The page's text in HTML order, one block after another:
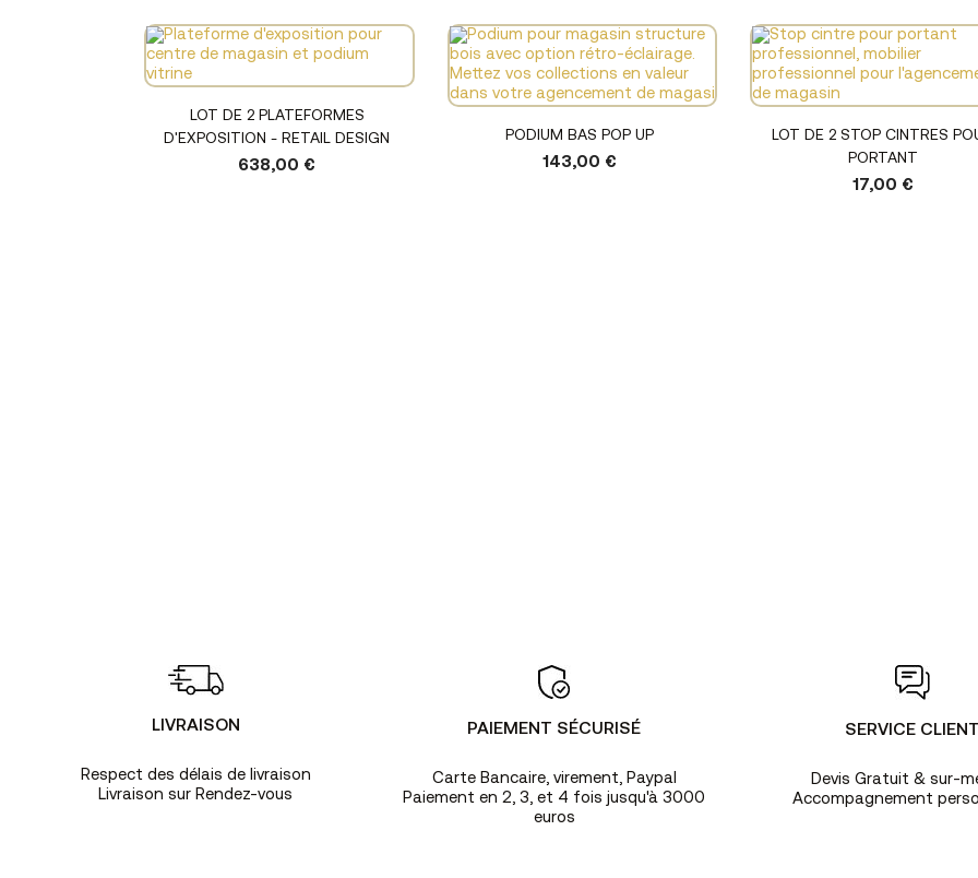
Voir le produit
LOT DE 2 PLATEFORMES
D'EXPOSITION - RETAIL DESIGN
638,00 €
Voir le produit
PODIUM BAS POP UP
143,00 €
Voir le produit
LOT DE 2 STOP CINTRES
PORTANT
17,00 €
LIVRAISON
Respect des délais de livraison
Livraison sur Rendez-vous
PAIEMENT SÉCURISÉ
Carte Bancaire, virement, Paypal
Paiement en 2, 3, et 4 fois jusqu'à 3000
euros
SERVICE CLIENT
Devis Gratuit & sur-
Accompagnement